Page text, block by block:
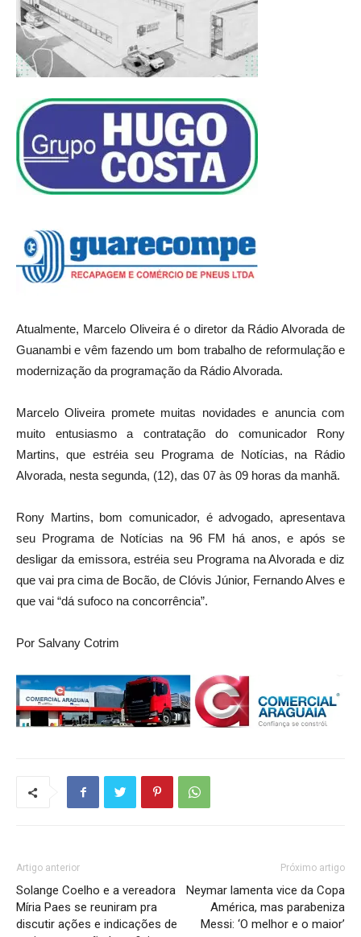
Atualmente, Marcelo Oliveira é o diretor da Rádio Alvorada de
Guanambi e vêm fazendo um bom trabalho de reformulação e
modernização da programação da Rádio Alvorada.
Marcelo Oliveira promete muitas novidades e anuncia com
muito entusiasmo a contratação do comunicador Rony
Martins, que estréia seu Programa de Notícias, na Rádio
Alvorada, nesta segunda, (12), das 07 às 09 horas da manhã.
Rony Martins, bom comunicador, é advogado, apresentava
seu Programa de Notícias na 96 FM há anos, e após se
desligar da emissora, estréia seu Programa na Alvorada e diz
que vai pra cima de Bocão, de Clóvis Júnior, Fernando Alves e
que vai “dá sufoco na concorrência”.
Por Salvany Cotrim
Artigo anterior
Solange Coelho e a vereadora
Míria Paes se reuniram pra
discutir ações e indicações de
Próximo artigo
Neymar lamenta vice da Copa
América, mas parabeniza
Messi: ‘O melhor e o maior’